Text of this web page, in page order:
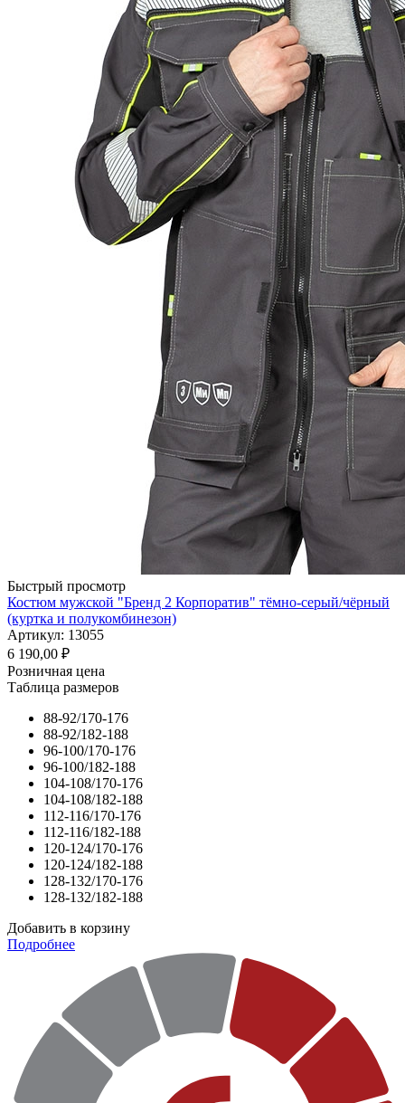
Быстрый просмотр
Костюм мужской "Бренд 2 Корпоратив" тёмно-серый/чёрный
(куртка и полукомбинезон)
Артикул: 13055
6 190,00 ₽
Розничная цена
Таблица размеров
88-92/170-176
88-92/182-188
96-100/170-176
96-100/182-188
104-108/170-176
104-108/182-188
112-116/170-176
112-116/182-188
120-124/170-176
120-124/182-188
128-132/170-176
128-132/182-188
Добавить в корзину
Подробнее